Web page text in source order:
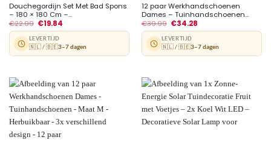
Douchegordijn Set Met Bad Spons
– 180 × 180 Cm –...
€22.99 €19.84
LEVERTIJD
🇳🇱 / 🇧🇪3–7 dagen
12 paar Werkhandschoenen
Dames – Tuinhandschoenen...
€39.99 €34.28
LEVERTIJD
🇳🇱 / 🇧🇪3–7 dagen